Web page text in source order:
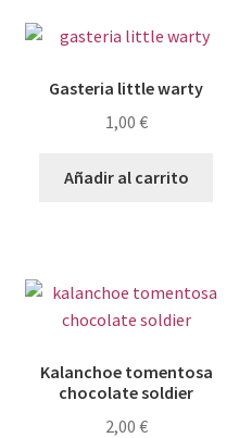
Gasteria little warty
1,00 €
Añadir al carrito
Kalanchoe tomentosa
chocolate soldier
2,00 €